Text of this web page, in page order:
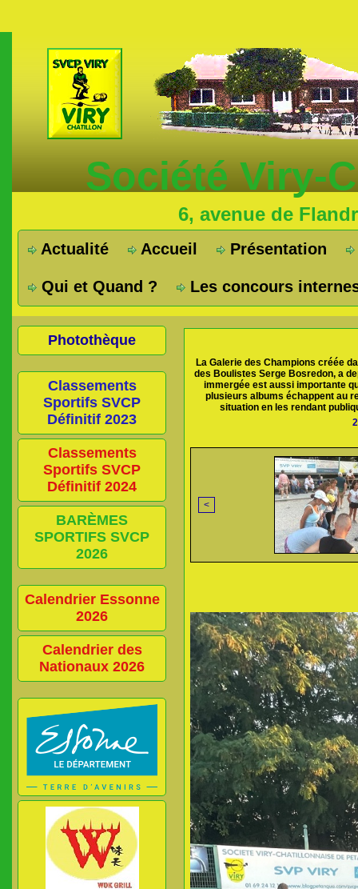
Société Viry-
6, avenue de
Actualité Accueil Présentation
Qui et Quand ? Les concours
Photothèque
Classements
Sportifs SVCP
Définitif 2023
Classements
Sportifs SVCP
Définitif 2024
BARÈMES
SPORTIFS SVCP
2026
Calendrier Essonne
2026
Calendrier des
Nationaux 2026
La Galerie des Champions créée
des Boulistes Serge Bosredon, a
immergée est aussi importante
plusieurs albums échappent au
situation en les rendant
<